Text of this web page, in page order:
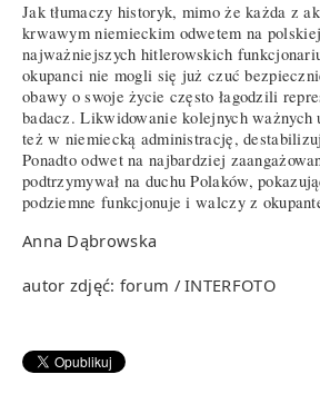
Jak tłumaczy historyk, mimo że każda z
krwawym niemieckim odwetem na
najważniejszych hitlerowskich
okupanci nie mogli się już czuć
obawy o swoje życie często łagodzili
badacz. Likwidowanie kolejnych ważnych
też w niemiecką administrację,
Ponadto odwet na najbardziej
podtrzymywał na duchu Polaków,
podziemne funkcjonuje i walczy z
Anna Dąbrowska
autor zdjęć: forum / INTERFOTO